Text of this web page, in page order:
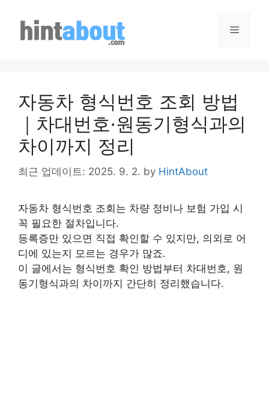
content
Menu
자동차 형식번호 조회 방법
｜차대번호·원동기형식과의
차이까지 정리
최근 업데이트: 2025. 9. 2. by HintAbout
자동차 형식번호 조회는 차량 정비나 보험 가입 시
꼭 필요한 절차입니다.
등록증만 있으면 직접 확인할 수 있지만, 의외로 어
디에 있는지 모르는 경우가 많죠.
이 글에서는 형식번호 확인 방법부터 차대번호, 원
동기형식과의 차이까지 간단히 정리했습니다.